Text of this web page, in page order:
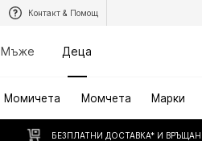
Контакт & Помощ
Мъже Деца
Момичета Момчета Марки
БЕЗПЛАТНИ ДОСТАВКА* И